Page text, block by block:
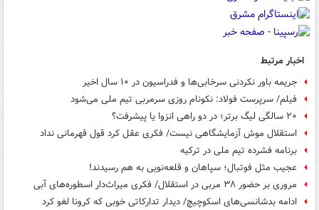
اخبار مرتبط
جریمه باور نکردنی سرخابی‌ها و فدراسیون در ۱۰ سال اخیر
فیلم/ سرپرست فولاد: نکونام روزی سرمربی تیم ملی می‌شود
۲۰ سالگی لیگ برتر؛ در دو راهی انزوا یا پیشرفت؟
استقلال موش آزمایشگاهی نیست/ فکری عقل کرد قول قهرمانی نداد
برنامه فشرده تیم ملی در ترکیه
عجیب مثل فوتبال؛ سپاهان و قلعه‌نویی به هم رسیدند!
مروری بر حضور ۳۸ مربی در استقلال/ فکری میراث‌دار اسطوره‌های آبی
ادامه بدشانسی‌های اسکوچیچ/ دیدار تدارکاتی خوبی که کرونا لغو کرد